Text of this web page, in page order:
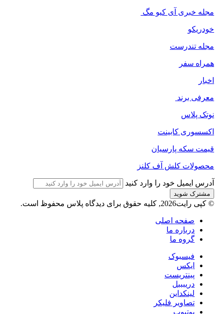
مجله خبری آی کیو مگ
خودریکو
مجله‌ تندرست
همراه سفر
اخبار
معرفی برند
نوتک پلاس
اکسسوری کابینت
قیمت سکه پارسیان
محصولات کلش آف کلنز
آدرس ایمیل خود را وارد کنید
© کپی رایت2026, کلیه حقوق برای دیدگاه پلاس محفوظ است.
صفحه اصلی
درباره ما
گروه ما
فیسبوک
ایکس
پینتریست
دریبببل
لینکداین
تصاویر فلیکر
یوتیوب